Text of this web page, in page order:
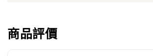
商品評價